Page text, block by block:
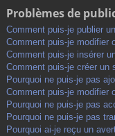
Problèmes de
Comment puis-je publier
Comment puis-je modifier
Comment puis-je insérer
Comment puis-je créer un
Pourquoi ne puis-je pas
Comment puis-je modifier
Pourquoi ne puis-je pas
Pourquoi ne puis-je pas
Pourquoi ai-je reçu un